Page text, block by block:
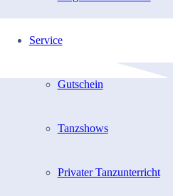
Service
Gutschein
Tanzshows
Privater Tanzunterricht